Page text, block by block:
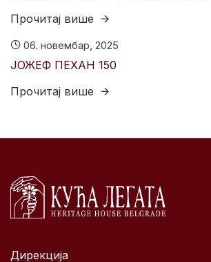
Прочитај више
06. новембар, 2025
ЈОЖЕФ ПЕХАН 150
Прочитај више
Дирекција